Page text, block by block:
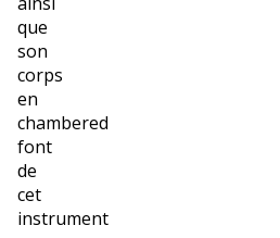
que
son
corps
en
chambered
font
de
cet
instrument